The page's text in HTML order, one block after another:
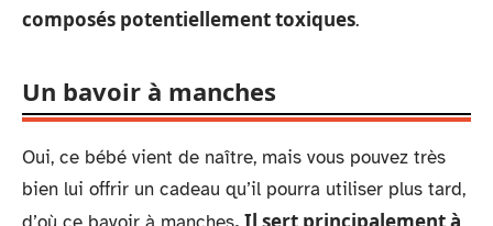
composés potentiellement toxiques.
Un bavoir à manches
Oui, ce bébé vient de naître, mais vous pouvez très
bien lui offrir un cadeau qu’il pourra utiliser plus tard,